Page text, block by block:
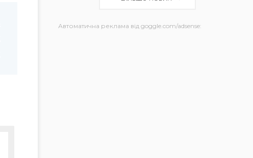
Автоматична реклама від goggle.com/adsense: